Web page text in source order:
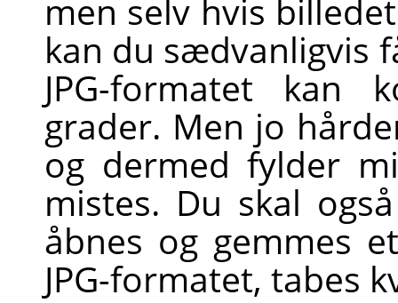
men selv hvis
kan du sædvanligvis
JPG-formatet kan
grader. Men jo
og dermed fylder
mistes. Du skal
åbnes og gemmes
JPG-formatet, tabes